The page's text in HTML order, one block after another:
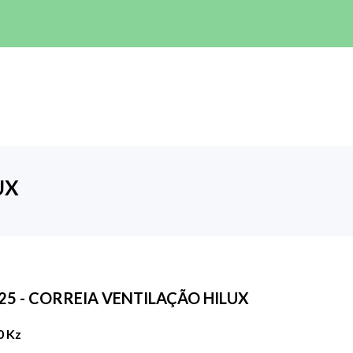
- CORREIA VENTILAÇÃO HILUX
Kz